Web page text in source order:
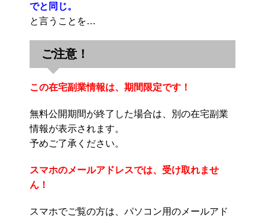
でと同じ。
と言うことを…
ご注意！
この在宅副業情報は、期間限定です！
無料公開期間が終了した場合は、別の在宅副業
情報が表示されます。
予めご了承ください。
スマホのメールアドレスでは、受け取れませ
ん！
スマホでご覧の方は、パソコン用のメールアド